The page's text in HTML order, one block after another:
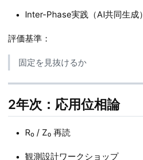
Inter-Phase実践（AI共同生成）
評価基準：
固定を見抜けるか
2年次：応用位相論
R₀ / Z₀ 再読
観測設計ワークショップ